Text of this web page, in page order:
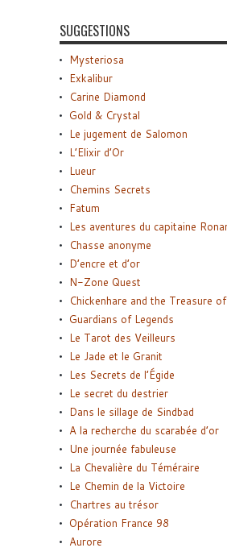
SUGGESTIONS
Mysteriosa
Exkalibur
Carine Diamond
Gold & Crystal
Le jugement de Salomon
L’Elixir d’Or
Lueur
Chemins Secrets
Fatum
Les aventures du capitaine
Chasse anonyme
D’encre et d’or
N-Zone Quest
Chickenhare and the Treasure
Guardians of Legends
Le Tarot des Veilleurs
Le Jade et le Granit
Les Secrets de l’Égide
Le secret du destrier
Dans le sillage de Sindbad
A la recherche du scarabée d’or
Une journée fabuleuse
La Chevalière du Téméraire
Le Chemin de la Victoire
Chartres au trésor
Opération France 98
Aurore